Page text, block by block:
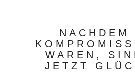
NACHDEM
WAREN,
JETZT